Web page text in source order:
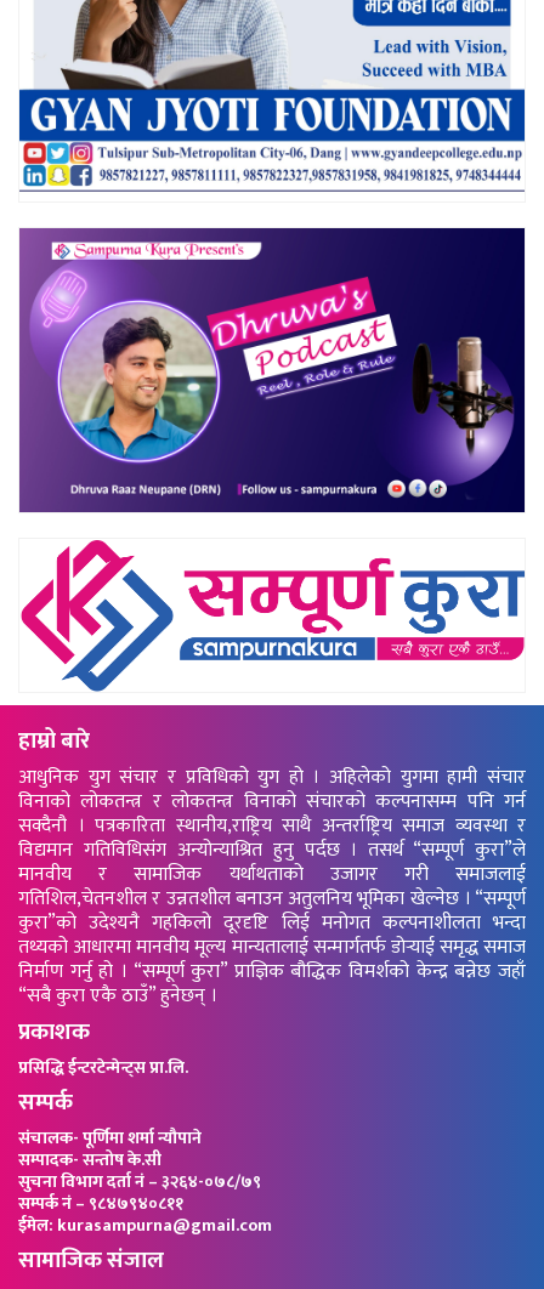
हाम्रो बारे
आधुनिक युग संचार र प्रविधिको युग हो । अहिलेको युगमा हामी संचार
विनाको लोकतन्त्र र लोकतन्त्र विनाको संचारको कल्पनासम्म पनि गर्न
सक्दैनौ । पत्रकारिता स्थानीय,राष्ट्रिय साथै अन्तर्राष्ट्रिय समाज व्यवस्था र
विद्यमान गतिविधिसंग अन्योन्याश्रित हुनु पर्दछ । तसर्थ “सम्पूर्ण कुरा”ले
मानवीय र सामाजिक यर्थाथताको उजागर गरी समाजलाई
गतिशिल,चेतनशील र उन्नतशील बनाउन अतुलनिय भूमिका खेल्नेछ । “सम्पूर्ण
कुरा”को उदेश्यनै गहकिलो दूरदृष्टि लिई मनोगत कल्पनाशीलता भन्दा
तथ्यको आधारमा मानवीय मूल्य मान्यतालाई सन्मार्गतर्फ डोर्‍याई समृद्ध समाज
निर्माण गर्नु हो । “सम्पूर्ण कुरा” प्राज्ञिक बौद्धिक विमर्शको केन्द्र बन्नेछ जहाँ
“सबै कुरा एकै ठाउँ” हुनेछन् ।
प्रकाशक
प्रसिद्धि ईन्टरटेन्मेन्ट्स प्रा.लि.
सम्पर्क
संचालक- पूर्णिमा शर्मा न्यौपाने
सम्पादक- सन्तोष के.सी
सुचना विभाग दर्ता नं – ३२६४-०७८/७९
सम्पर्क नं – ९८४७९४०८११
ईमेल: kurasampurna@gmail.com
सामाजिक संजाल